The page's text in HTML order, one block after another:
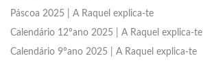
Páscoa 2025 | A Raquel explica-te
Calendário 12ºano 2025 | A Raquel explica-te
Calendário 9ºano 2025 | A Raquel explica-te